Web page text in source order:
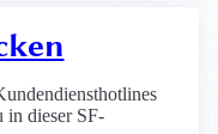
in dieser SF-